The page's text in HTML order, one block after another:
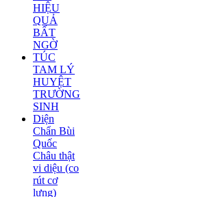
HIỆU
QUẢ
BẤT
NGỜ
TÚC
TAM LÝ
HUYỆT
TRƯỜNG
SINH
Diện
Chẩn Bùi
Quốc
Châu thật
vi diệu (co
rút cơ
lưng)